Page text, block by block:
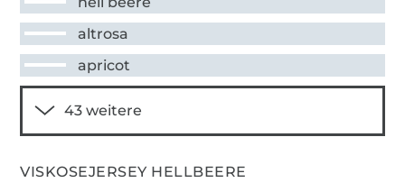
altrosa
apricot
VISKOSEJERSEY HELLBEERE